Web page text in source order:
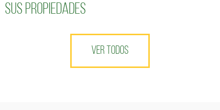
sus propiedades
VER TODOS